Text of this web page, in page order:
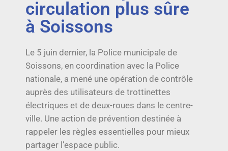
circulation plus sûre
à Soissons
Le 5 juin dernier, la Police municipale de
Soissons, en coordination avec la Police
nationale, a mené une opération de contrôle
auprès des utilisateurs de trottinettes
électriques et de deux-roues dans le centre-
ville. Une action de prévention destinée à
rappeler les règles essentielles pour mieux
partager l’espace public.